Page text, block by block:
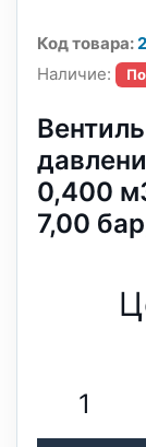
Код товара:
Наличие:
0,400
7,00